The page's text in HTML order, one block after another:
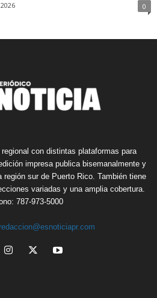
0
con distintas plataformas para
impresa publica bisemanalmente y
sur de Puerto Rico. También tiene
variadas y una amplia cobertura.
787-973-5000
redaccion@esnoticiapr.com